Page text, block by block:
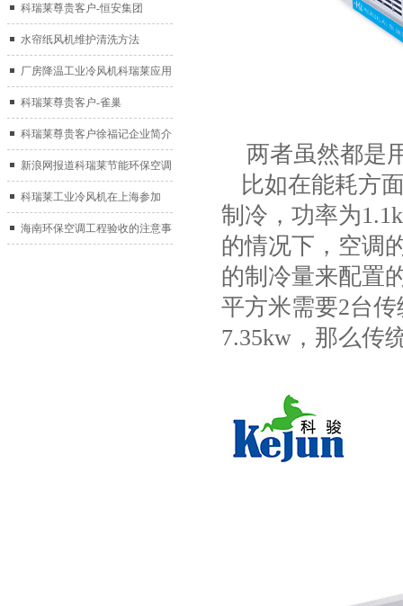
运仓库通风降温
科瑞莱尊贵客户-恒安集团
水帘纸风机维护清洗方法
厂房降温工业冷风机科瑞莱应用
于广州制鞋厂
科瑞莱尊贵客户-雀巢
科瑞莱尊贵客户徐福记企业简介
新浪网报道科瑞莱节能环保空调
扇
科瑞莱工业冷风机在上海参加
2017中国制冷展
海南环保空调工程验收的注意事
两者虽然都是
比如在能耗方
制冷，功率为
的情况下，空调
的制冷量来配置
平方米需要2台传
7.35kw，那么传